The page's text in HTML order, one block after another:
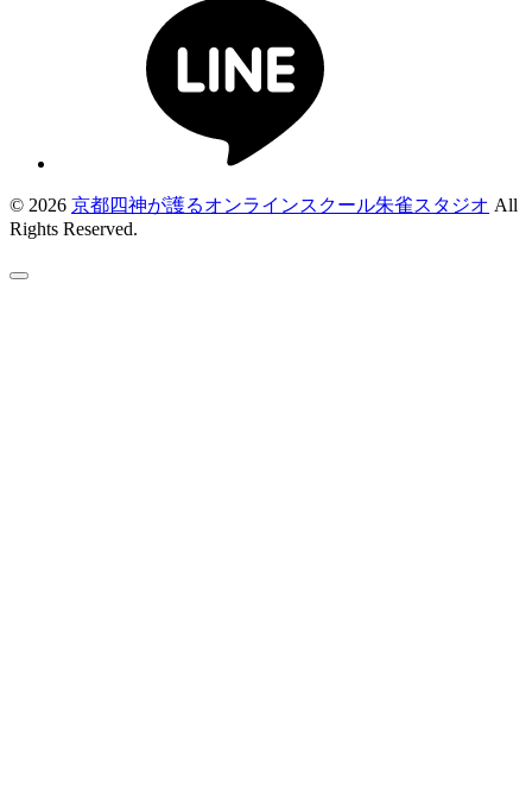
© 2026 京都四神が護るオンラインスクール朱雀スタジオ All
Rights Reserved.